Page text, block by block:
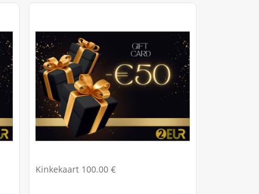
Kinkekaart 100.00 €